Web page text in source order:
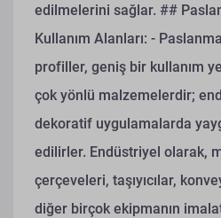
edilmelerini sağlar. ##
Kullanım Alanları: -
profiller, geniş bir kullanım
çok yönlü malzemelerdir;
dekoratif uygulamalarda
edilirler. Endüstriyel olarak,
çerçeveleri, taşıyıcılar,
diğer birçok ekipmanın